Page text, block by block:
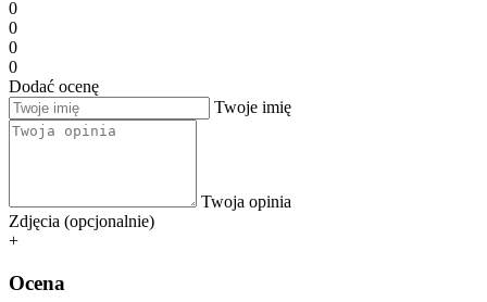
0
0
0
0
Dodać ocenę
Twoje imię
Twoja opinia
Zdjęcia (opcjonalnie)
+
Ocena